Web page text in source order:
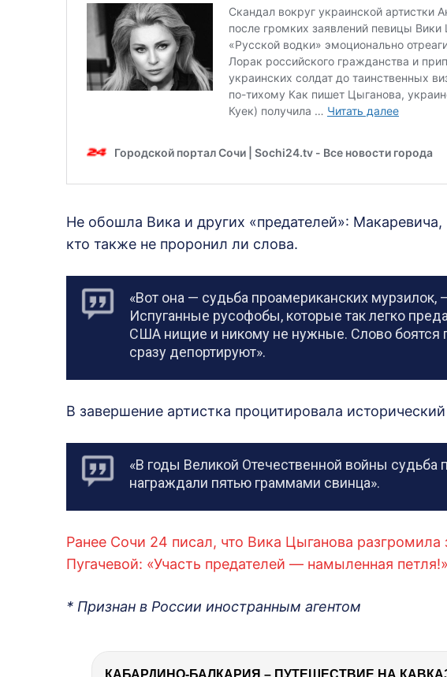
Не обошла Вика и других «предателей»: Макаревича,
кто также не проронил ли слова.
«Вот она — судьба проамериканских
Испуганные русофобы, которые так легко
США нищие и никому не нужные. Слово боятся
сразу депортируют».
В завершение артистка процитировала
«В годы Великой Отечественной войны судьба
награждали пятью граммами свинца».
Ранее Сочи 24 писал, что Вика Цыганова разгромила
Пугачевой: «Участь предателей — намыленная петля!»
* Признан в России иностранным агентом
КАБАРДИНО-БАЛКАРИЯ – ПУТЕШЕСТВИЕ НА КАВКАЗ